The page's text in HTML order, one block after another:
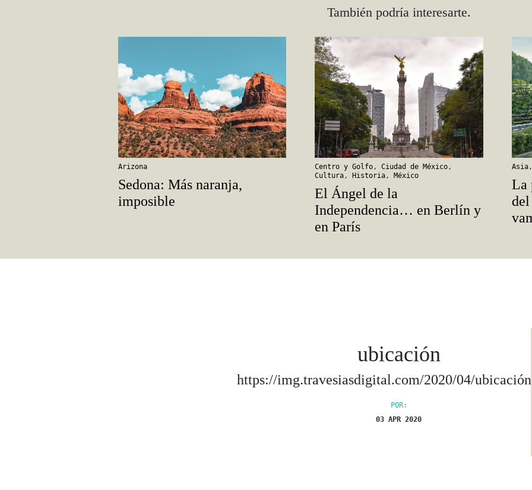
También podría interesarte.
Arizona
Sedona: Más naranja,
imposible
Centro y Golfo,Ciudad de México,
Cultura, Historia, México
El Ángel de la
Independencia… en Berlín y
en París
Asia
La
ubicación
https://img.travesiasdigital.com/2020/04/
POR:
03 APR 2020